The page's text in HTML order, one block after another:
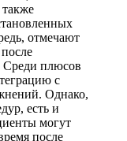
отмечают
Среди плюсов
с
Однако,
есть и
могут
после